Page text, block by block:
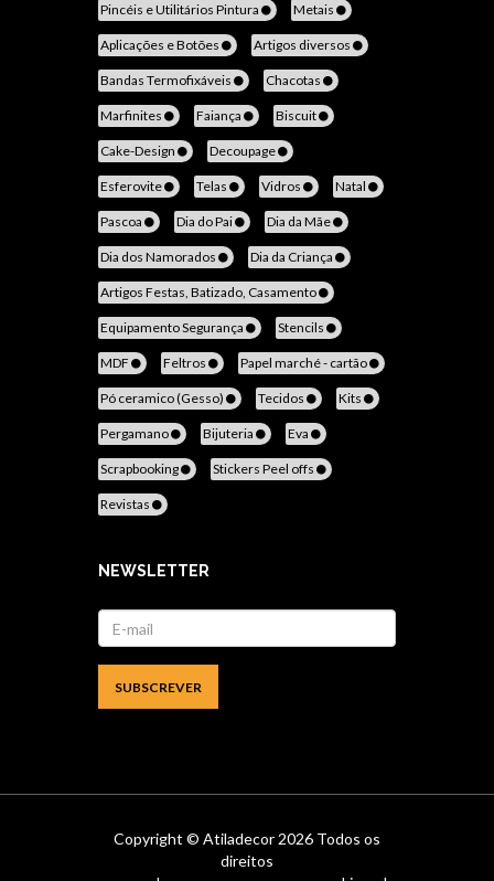
Pincéis e Utilitários Pintura Metais
Aplicações e Botões Artigos diversos
Bandas Termofixáveis Chacotas
Marfinites Faiança Biscuit
Cake-Design Decoupage
Esferovite Telas Vidros Natal
Pascoa Dia do Pai Dia da Mãe
Dia dos Namorados Dia da Criança
Artigos Festas, Batizado, Casamento
Equipamento Segurança Stencils
MDF Feltros Papel marché - cartão
Pó ceramico (Gesso) Tecidos Kits
Pergamano Bijuteria Eva
Scrapbooking Stickers Peel offs
Revistas
NEWSLETTER
Copyright © Atiladecor 2026 Todos os
direitos